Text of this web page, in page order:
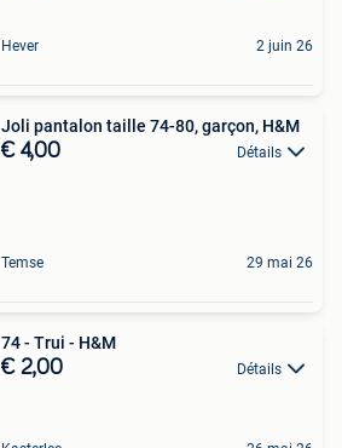
Hever 2 juin 26
Joli pantalon taille 74-80, garçon, H&M
€ 4,00 Détails
Temse 29 mai 26
74 - Trui - H&M
€ 2,00 Détails